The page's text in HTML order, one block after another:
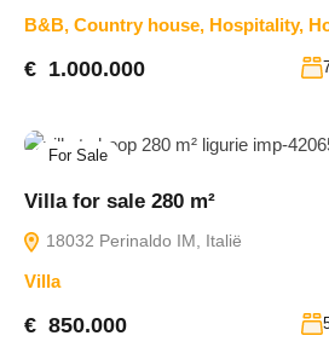
B&B, Country house, Hospitality,
€ 1.000.000
For Sale
Villa for sale 280 m²
18032 Perinaldo IM, Italië
Villa
€ 850.000